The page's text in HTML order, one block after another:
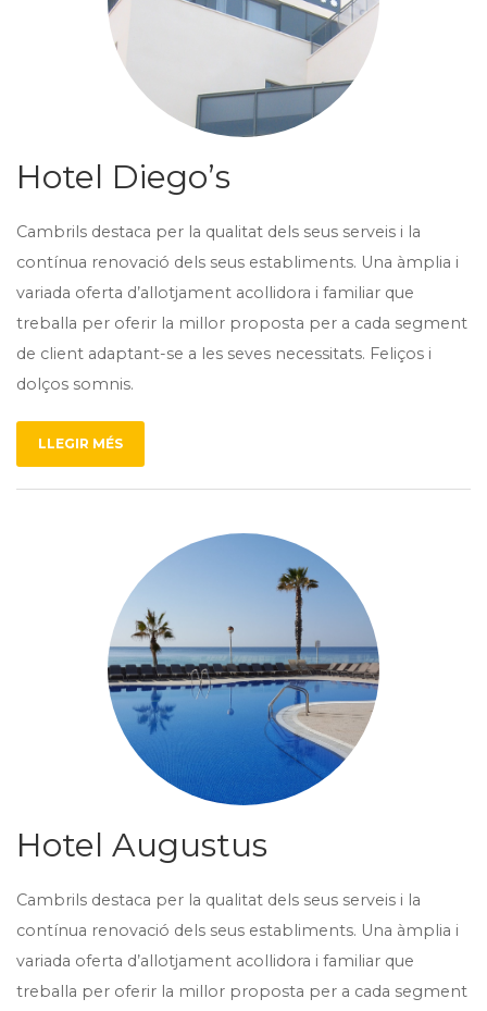
Hotel Diego’s
Cambrils destaca per la qualitat dels seus serveis i la
contínua renovació dels seus establiments. Una àmplia i
variada oferta d’allotjament acollidora i familiar que
treballa per oferir la millor proposta per a cada segment
de client adaptant-se a les seves necessitats. Feliços i
dolços somnis.
LLEGIR MÉS
Hotel Augustus
Cambrils destaca per la qualitat dels seus serveis i la
contínua renovació dels seus establiments. Una àmplia i
variada oferta d’allotjament acollidora i familiar que
treballa per oferir la millor proposta per a cada segment